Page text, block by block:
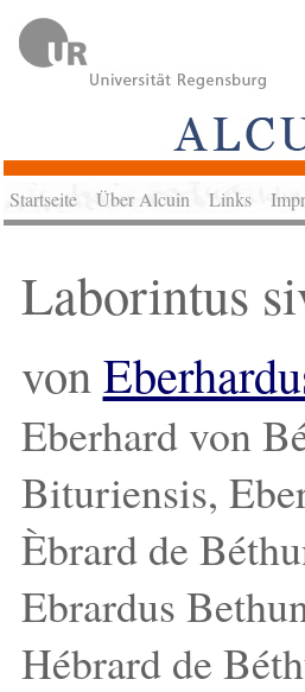
Startseite Über Alcuin Links
Laborintus
von
Eberhard von
Bituriensis,
Èbrard de
Ebrardus
Hébrard de